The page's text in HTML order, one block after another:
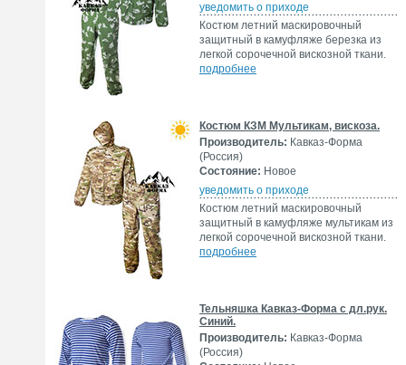
уведомить о приходе
Костюм летний маскировочный
защитный в камуфляже березка из
легкой сорочечной вискозной ткани.
подробнее
Костюм КЗМ Мультикам, вискоза.
Производитель: Кавказ-Форма
(Россия)
Состояние: Новое
уведомить о приходе
Костюм летний маскировочный
защитный в камуфляже мультикам из
легкой сорочечной вискозной ткани.
подробнее
Тельняшка Кавказ-Форма с дл.рук.
Синий.
Производитель: Кавказ-Форма
(Россия)